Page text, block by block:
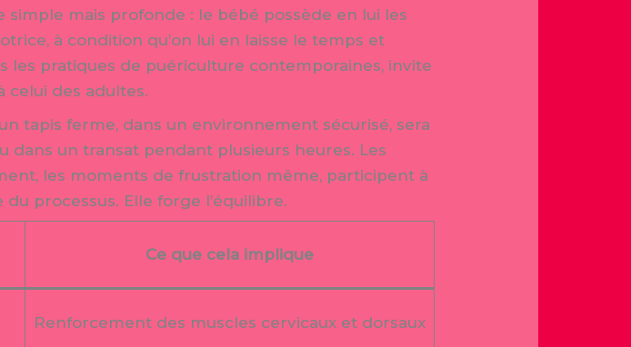
simple mais profonde : le bébé possède en lui les
à condition qu’on lui en laisse le temps et
les pratiques de puériculture contemporaines, invite
celui des adultes.
tapis ferme, dans un environnement sécurisé, sera
un transat pendant plusieurs heures. Les
les moments de frustration même, participent à
processus. Elle forge l’équilibre.
Ce que cela implique
Renforcement des muscles cervicaux et dorsaux